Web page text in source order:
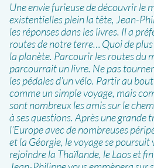
Une envie furieuse de découvrir le
existentielles plein la tête, Jean-
les réponses dans les livres. Il a
routes de notre terre… Quoi de
la planète. Parcourir les routes du
parcourrait un livre. Ne pas
les pédales d’un vélo. Partir au
comme un simple voyage, mais
sont nombreux les amis sur le
à ses questions. Après une grande
l’Europe avec de nombreuses
et la Géorgie, le voyage se
rejoindre la Thaïlande, le Laos et